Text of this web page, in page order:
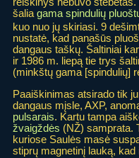
šalia gama spindulių
kuo nuo jų skiriasi. 9
nustatė, kad panašūs
dangaus taškų. Šaltiniai
ir 1986 m. liepą tie trys
(minkštų gama [spindulių]
Paaiškinimas atsirado tik
dangaus mįsle, AXP,
pulsarais. Kartu tampa
žvaigždės (NŽ) samprata.
kuriose Saulės masė
stiprų magnetinį lauką,